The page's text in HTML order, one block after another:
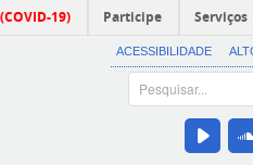
19) Participe Serviços
ACESSIBILIDADE